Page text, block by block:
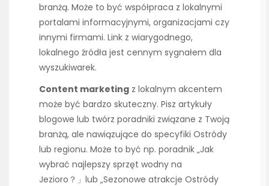
branżą. Może to być współpraca z lokalnymi
portalami informacyjnymi, organizacjami czy
innymi firmami. Link z wiarygodnego,
lokalnego źródła jest cennym sygnałem dla
wyszukiwarek.
Content marketing z lokalnym akcentem
może być bardzo skuteczny. Pisz artykuły
blogowe lub twórz poradniki związane z Twoją
branżą, ale nawiązujące do specyfiki Ostródy
lub regionu. Może to być np. poradnik „Jak
wybrać najlepszy sprzęt wodny na
Jezioro？」lub „Sezonowe atrakcje Ostródy